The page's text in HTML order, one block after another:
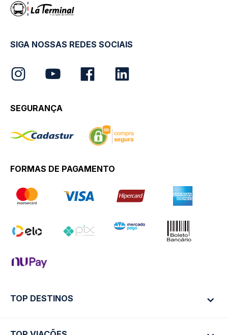
SIGA NOSSAS REDES SOCIAIS
SEGURANÇA
FORMAS DE PAGAMENTO
TOP DESTINOS